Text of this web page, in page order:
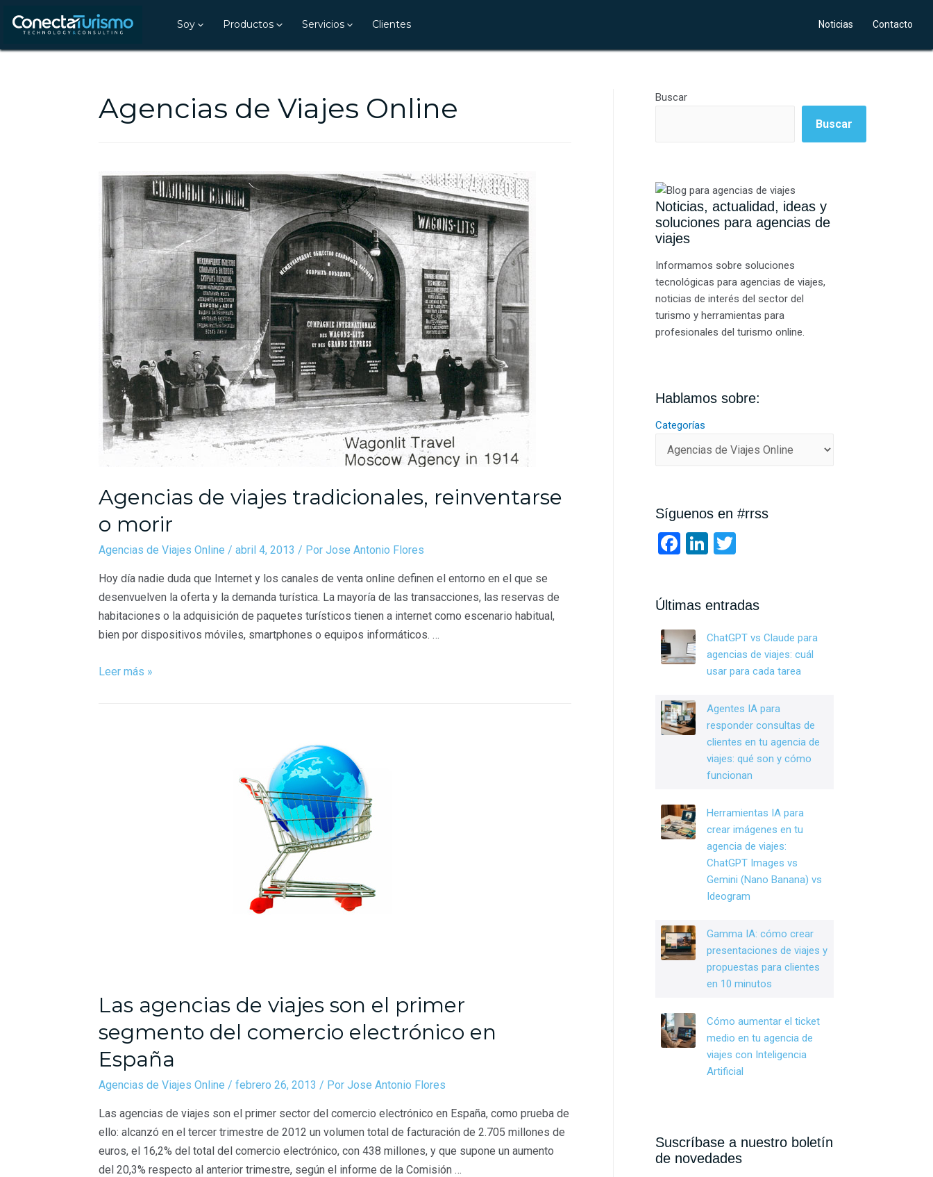
Soy Productos Servicios Clientes Noticias Contacto
Agencias de Viajes Online
Agencias de viajes tradicionales, reinventarse
o morir
Agencias de Viajes Online / abril 4, 2013 / Por Jose Antonio Flores
Hoy día nadie duda que Internet y los canales de venta online definen el entorno en el que se
desenvuelven la oferta y la demanda turística. La mayoría de las transacciones, las reservas de
habitaciones o la adquisición de paquetes turísticos tienen a internet como escenario habitual,
bien por dispositivos móviles, smartphones o equipos informáticos. …
Leer más »
Las agencias de viajes son el primer
segmento del comercio electrónico en
España
Agencias de Viajes Online / febrero 26, 2013 / Por Jose Antonio Flores
Las agencias de viajes son el primer sector del comercio electrónico en España, como prueba de
ello: alcanzó en el tercer trimestre de 2012 un volumen total de facturación de 2.705 millones de
euros, el 16,2% del total del comercio electrónico, con 438 millones, y que supone un aumento
del 20,3% respecto al anterior trimestre, según el informe de la Comisión …
Buscar
Buscar
Noticias, actualidad, ideas y
soluciones para agencias de
viajes
Informamos sobre soluciones
tecnológicas para agencias de viajes,
noticias de interés del sector del
turismo y herramientas para
profesionales del turismo online.
Hablamos sobre:
Categorías
Síguenos en #rrss
F
b
o
o
Li
dI
n
er
Últimas entradas
ChatGPT vs Claude para
agencias de viajes: cuál
usar para cada tarea
Agentes IA para
responder consultas de
clientes en tu agencia de
viajes: qué son y cómo
funcionan
Herramientas IA para
crear imágenes en tu
agencia de viajes:
ChatGPT Images vs
Gemini (Nano Banana) vs
Ideogram
Gamma IA: cómo crear
presentaciones de viajes y
propuestas para clientes
en 10 minutos
Cómo aumentar el ticket
medio en tu agencia de
viajes con Inteligencia
Artificial
Suscríbase a nuestro boletín
de novedades